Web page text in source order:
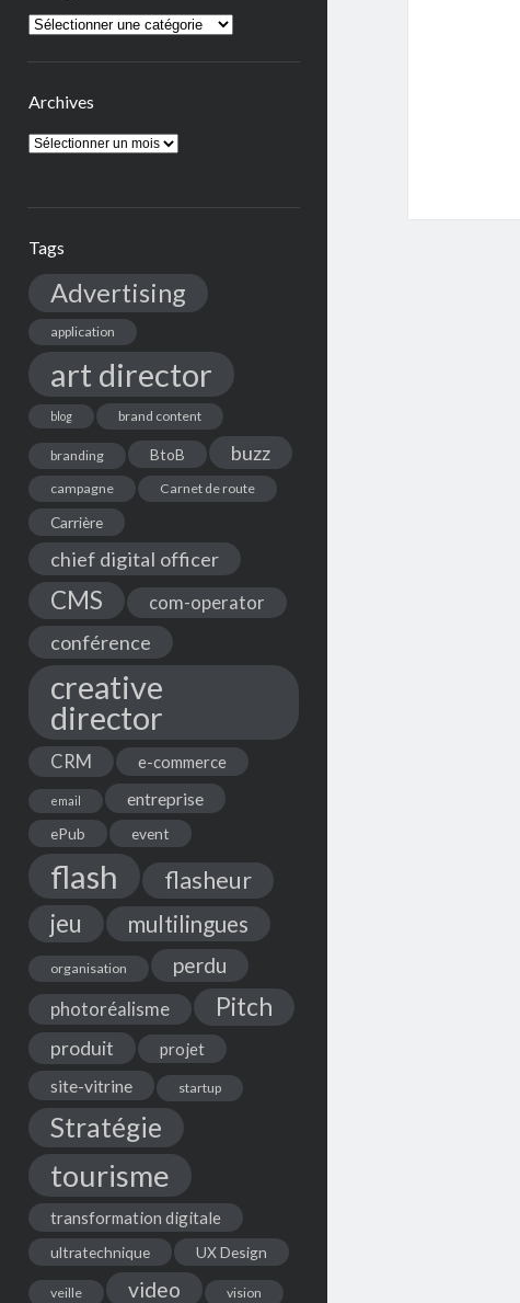
Catégories
Archives
Archives
Tags
Advertising
application
art director
blog brand content
branding BtoB buzz
campagne Carnet de route
Carrière
chief digital officer
CMS com-operator
conférence
creative
director
CRM e-commerce
email entreprise
ePub event
flash flasheur
jeu multilingues
organisation perdu
photoréalisme Pitch
produit projet
site-vitrine startup
Stratégie
tourisme
transformation digitale
ultratechnique UX Design
veille video vision